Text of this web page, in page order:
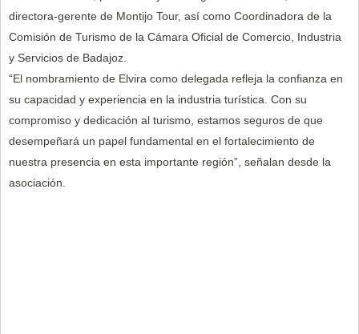
directora-gerente de Montijo Tour, así como Coordinadora de la
Comisión de Turismo de la Cámara Oficial de Comercio, Industria
y Servicios de Badajoz.
“El nombramiento de Elvira como delegada refleja la confianza en
su capacidad y experiencia en la industria turística. Con su
compromiso y dedicación al turismo, estamos seguros de que
desempeñará un papel fundamental en el fortalecimiento de
nuestra presencia en esta importante región”, señalan desde la
asociación.